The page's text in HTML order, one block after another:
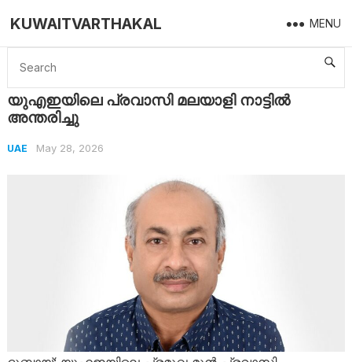
KUWAITVARTHAKAL MENU
Home UAE യുഎഇയിലെ പ്രവാസി മലയാളി നാട്ടിൽ അന്തരിച്ചു
യുഎഇയിലെ പ്രവാസി മലയാളി നാട്ടിൽ
അന്തരിച്ചു
UAE May 28, 2026